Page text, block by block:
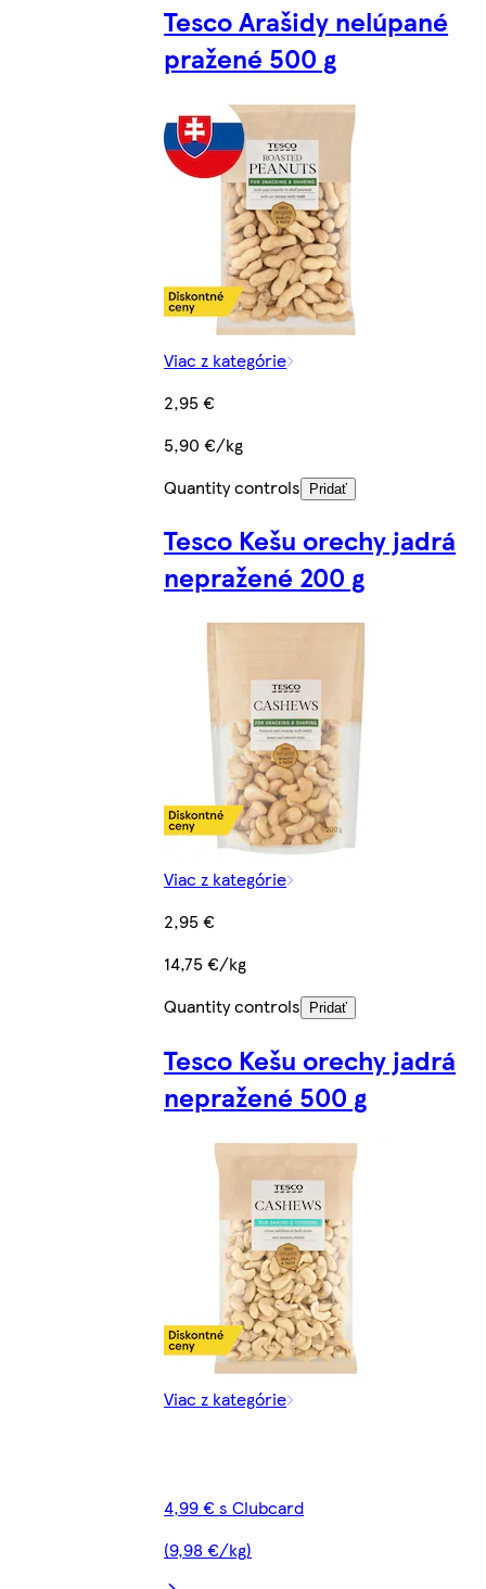
Tesco Arašidy nelúpané
pražené 500 g
Viac z kategórie
2,95 €
5,90 €/kg
Quantity controls Pridať
Tesco Kešu orechy jadrá
nepražené 200 g
Viac z kategórie
2,95 €
14,75 €/kg
Quantity controls
Pridať
Tesco Kešu orechy jadrá
nepražené 500 g
Viac z kategórie
4,99 € s Clubcard
(9,98 €/kg)